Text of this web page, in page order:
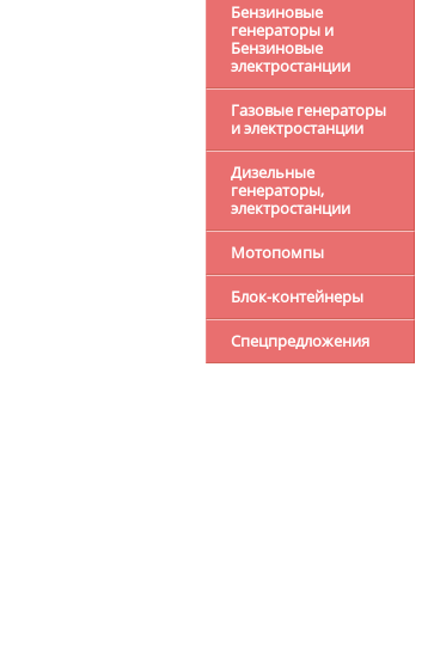
Бензиновые
генераторы и
Бензиновые
электростанции
Газовые генераторы
и электростанции
Дизельные
генераторы,
электростанции
Мотопомпы
Блок-контейнеры
Спецпредложения